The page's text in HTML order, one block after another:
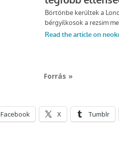
Forrás »
Facebook X Tumblr